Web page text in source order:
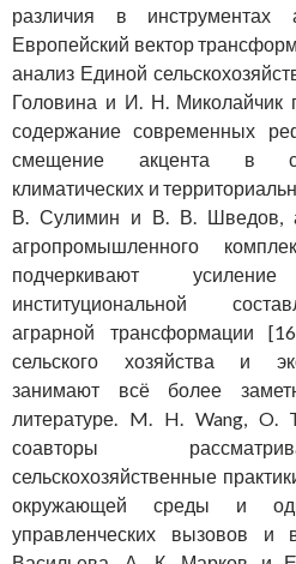
различия в инструментах
Европейский вектор
анализ Единой
Головина и И. Н. Миколайчик
содержание современных
смещение акцента в
климатических и
В. Сулимин и В. В. Шведов,
агропромышленного
подчеркивают
институциональной
аграрной трансформации
сельского хозяйства и
занимают всё более
литературе. M. H. Wang, O.
соавторы
сельскохозяйственные
окружающей среды и
управленческих вызовов